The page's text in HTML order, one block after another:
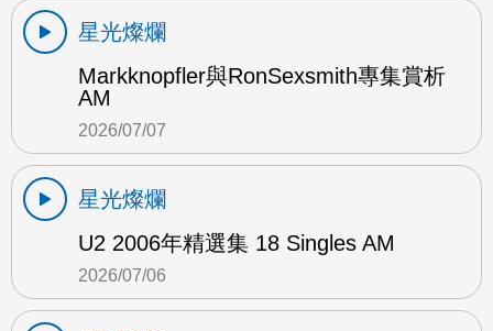
星光燦爛
Markknopfler與RonSexsmith專集賞析
AM
2026/07/07
星光燦爛
U2 2006年精選集 18 Singles AM
2026/07/06